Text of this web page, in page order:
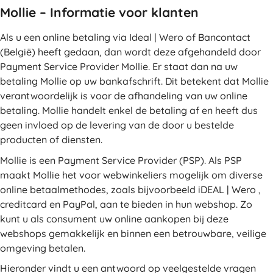
Mollie – Informatie voor klanten
Als u een online betaling via Ideal | Wero of Bancontact
(België) heeft gedaan, dan wordt deze afgehandeld door
Payment Service Provider Mollie. Er staat dan na uw
betaling Mollie op uw bankafschrift. Dit betekent dat Mollie
verantwoordelijk is voor de afhandeling van uw online
betaling. Mollie handelt enkel de betaling af en heeft dus
geen invloed op de levering van de door u bestelde
producten of diensten.
Mollie is een Payment Service Provider (PSP). Als PSP
maakt Mollie het voor webwinkeliers mogelijk om diverse
online betaalmethodes, zoals bijvoorbeeld iDEAL | Wero ,
creditcard en PayPal, aan te bieden in hun webshop. Zo
kunt u als consument uw online aankopen bij deze
webshops gemakkelijk en binnen een betrouwbare, veilige
omgeving betalen.
Hieronder vindt u een antwoord op veelgestelde vragen